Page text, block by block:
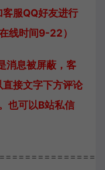
服QQ好友进行
线时间9-22）
消息被屏蔽，客
接文字下方评论
也可以B站私信